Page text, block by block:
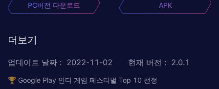
PC버전 다운로드 APK
더보기
업데이트 날짜 : 2022-11-02 현재 버전 : 2.0.1
🏆 Google Play 인디 게임 페스티벌 Top 10 선정